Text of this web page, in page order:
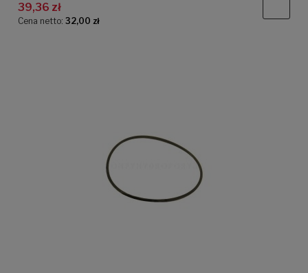
39,36 zł
Cena netto: 32,00 zł